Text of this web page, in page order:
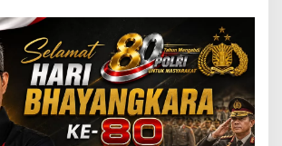
M
e
l
a
l
u
i
B